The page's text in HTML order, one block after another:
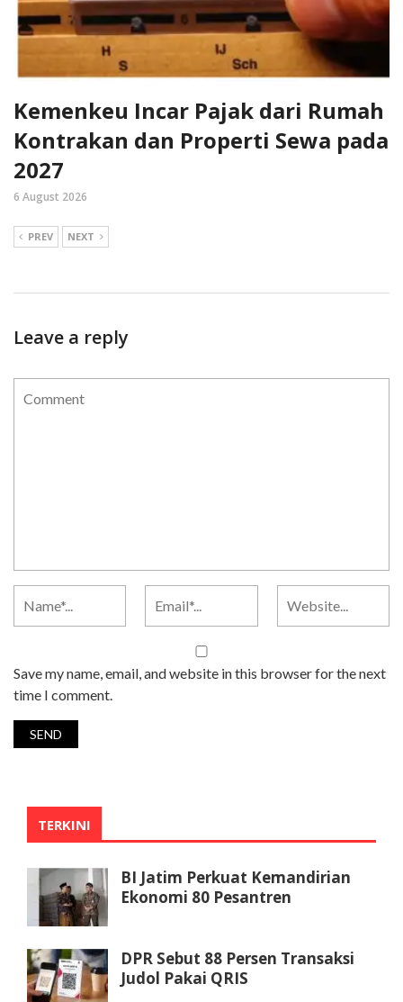
Kemenkeu Incar Pajak dari Rumah
Kontrakan dan Properti Sewa pada
2027
6 August 2026
PREV NEXT
Leave a reply
Save my name, email, and website in this browser for the next
time I comment.
TERKINI
BI Jatim Perkuat Kemandirian
Ekonomi 80 Pesantren
DPR Sebut 88 Persen Transaksi
Judol Pakai QRIS